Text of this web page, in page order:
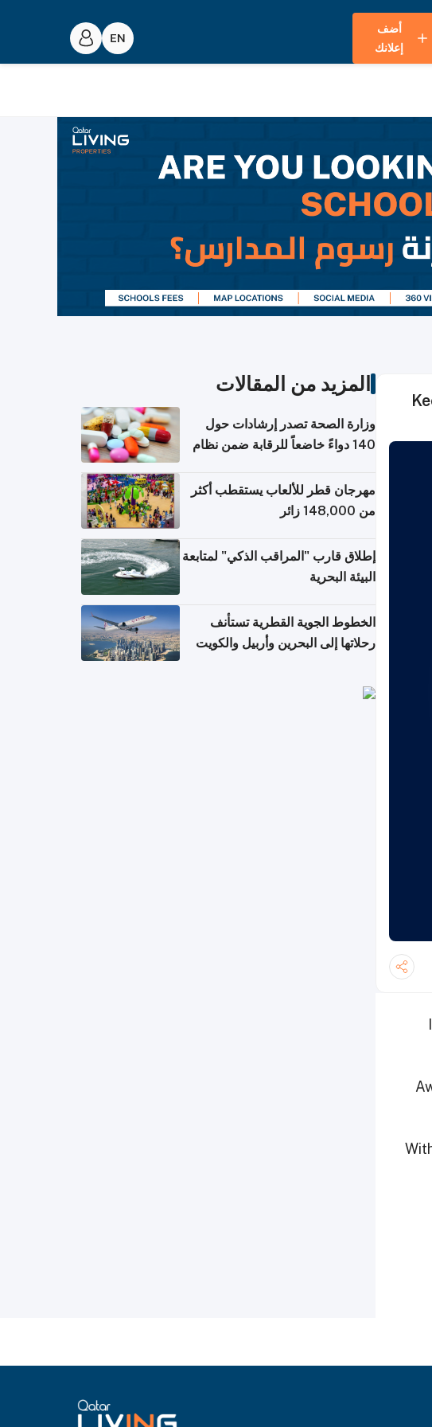
أضف
إعلانك
المزيد من المقالات
وزارة الصحة تصدر إرشادات حول
140 دواءً خاضعاً للرقابة ضمن نظام
مهرجان قطر للألعاب يستقطب أكثر
من 148,000 زائر
إطلاق قارب "المراقب الذكي" لمتابعة
البيئة البحرية
الخطوط الجوية القطرية تستأنف
رحلاتها إلى البحرين وأربيل والكويت